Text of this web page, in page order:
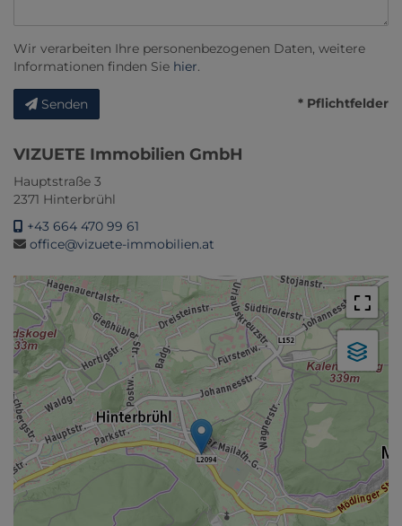
Wir verarbeiten Ihre personenbezogenen Daten, weitere
Informationen finden Sie hier.
Senden * Pflichtfelder
VIZUETE Immobilien GmbH
Hauptstraße 3
2371 Hinterbrühl
+43 664 470 99 61
office@vizuete-immobilien.at